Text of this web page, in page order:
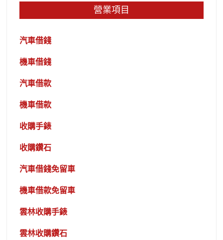
營業項目
汽車借錢
機車借錢
汽車借款
機車借款
收購手錶
收購鑽石
汽車借錢免留車
機車借款免留車
雲林收購手錶
雲林收購鑽石